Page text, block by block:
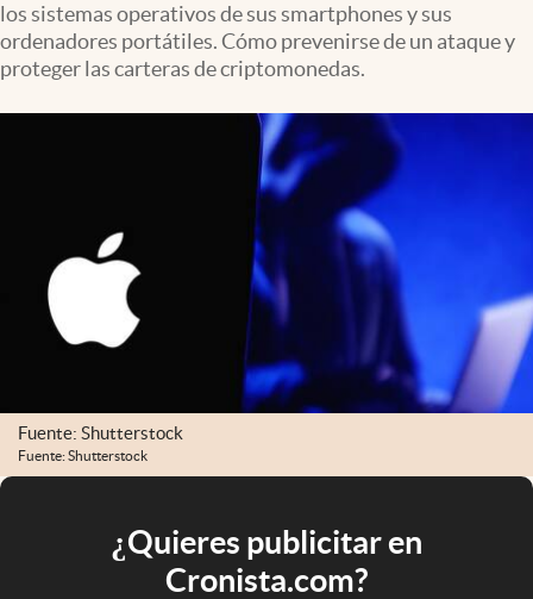
los sistemas operativos de sus smartphones y sus
ordenadores portátiles. Cómo prevenirse de un ataque y
proteger las carteras de criptomonedas.
Fuente: Shutterstock
Fuente: Shutterstock
¿Quieres publicitar en
Cronista.com?